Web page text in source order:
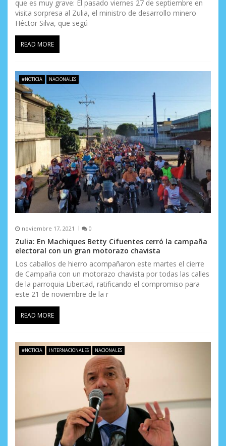
que es muy grave: El pasado viernes 27 de septiembre en
visita sorpresa al Zulia, el ministro de desarrollo minero
Héctor Silva, que segú
READ MORE
#NOTICIA NACIONALES
noviembre 17, 2021 0
Zulia: En Machiques Betty Cifuentes cerró la campaña
electoral con un gran motorazo chavista
Los caballos de hierro acompañaron este martes el cierre
de Campaña con un motorazo chavista por todas las calles
de la parroquia Libertad, ratificando el compromiso para
este 21 de noviembre de la r
READ MORE
#NOTICIA INTERNACIONALES NACIONALES